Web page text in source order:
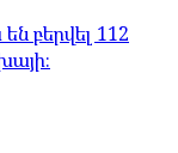
բերվել 112